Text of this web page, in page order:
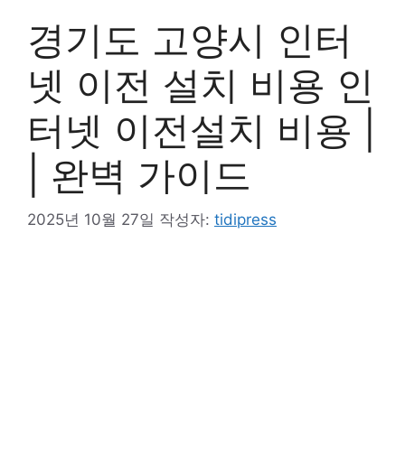
경기도 고양시 인터
넷 이전 설치 비용 인
터넷 이전설치 비용 |
| 완벽 가이드
2025년 10월 27일 작성자: tidipress